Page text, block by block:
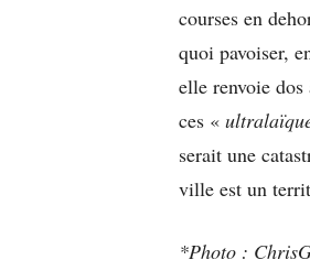
courses en
quoi pavoiser,
elle renvoie dos
ces «
serait une
ville est un
*Photo :